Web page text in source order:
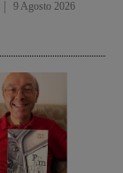
9 Agosto 2026